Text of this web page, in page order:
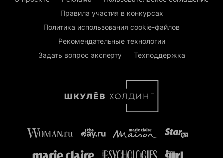
Правила участия в конкурсах
Политика использования cookie-файлов
Рекомендательные технологии
Задать вопрос эксперту
Техподдержка